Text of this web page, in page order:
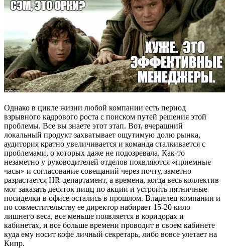
Однако в цикле жизни любой компании есть период
взрывного кадрового роста с поиском путей решения этой
проблемы. Все вы знаете этот этап. Вот, вчерашний
локальный продукт захватывает ощутимую долю рынка,
аудитория кратно увеличивается и команда сталкивается с
проблемами, о которых даже не подозревала. Как-то
незаметно у руководителей отделов появляются «приемные
часы» и согласование совещаний через почту, заметно
разрастается HR-департамент, а времена, когда весь коллектив
мог заказать десяток пицц по акции и устроить пятничные
посиделки в офисе остались в прошлом. Владелец компании и
по совместительству ее директор набирает 15-20 кило
лишнего веса, все меньше появляется в коридорах и
кабинетах, и все больше времени проводит в своем кабинете
куда ему носит кофе личный секретарь, либо вовсе улетает на
Кипр.